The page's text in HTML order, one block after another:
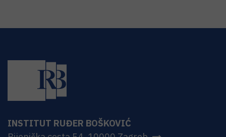
INSTITUT RUĐER BOŠKOVIĆ